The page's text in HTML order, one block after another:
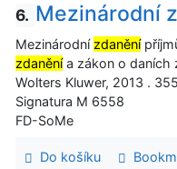
6. Mezinárodní
Mezinárodní zdanění
zdaněnía zákon o daních
Wolters Kluwer, 2013 .
Signatura M 6558
FD-SoMe
Do košíku